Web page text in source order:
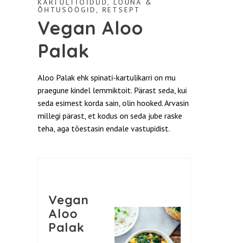
KARTULITOIDUD,LÕUNA &
ÕHTUSÖÖGID, RETSEPT
Vegan Aloo
Palak
Aloo Palak ehk spinati-kartulikarri on mu
praegune kindel lemmiktoit. Pärast seda, kui
seda esimest korda sain, olin hooked. Arvasin
millegi pärast, et kodus on seda jube raske
teha, aga tõestasin endale vastupidist.
Vegan
Aloo
Palak